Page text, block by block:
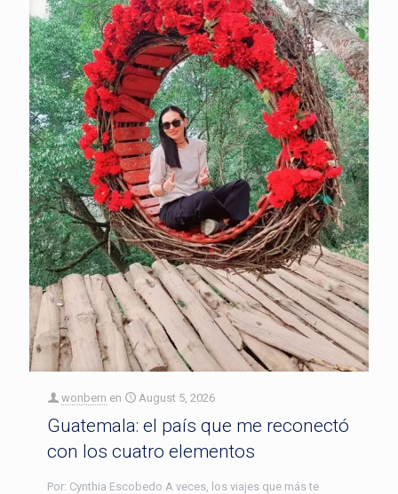
wonbern en August 5, 2026
Guatemala: el país que me reconectó
con los cuatro elementos
Por: Cynthia Escobedo A veces, los viajes que más te